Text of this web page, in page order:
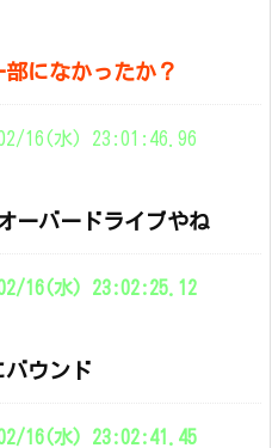
になかったか？
16(水) 23:01:46.96
ーバードライブやね
16(水) 23:02:25.12
バウンド
16(水) 23:02:41.45